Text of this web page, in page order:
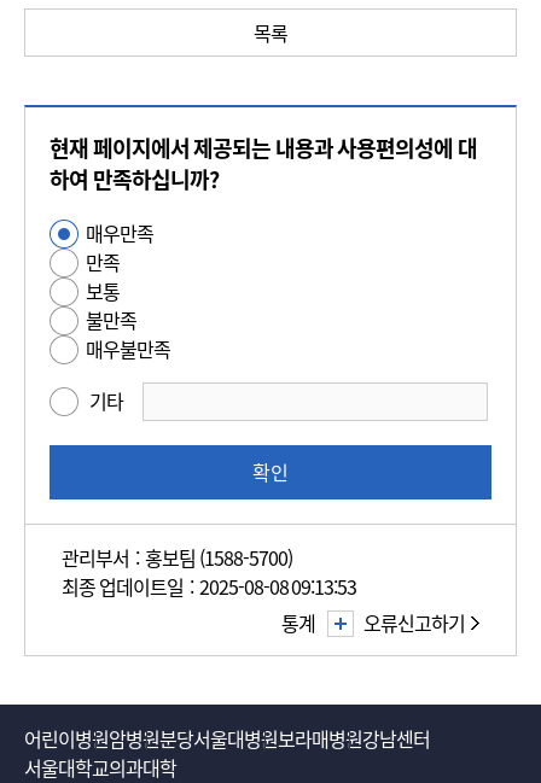
목록
현재 페이지에서 제공되는 내용과 사용편의성에 대
하여 만족하십니까?
사
용
편
의
성
족
사
매우만족
만족
보통
불만족
매우불만족
기타
확인
관리부서 : 홍보팀 (1588-5700)
최종 업데이트일 : 2025-08-08 09:13:53
오류신고하기
통계
어린이병원암병원분당서울대병원보라매병원강남센터
서울대학교의과대학